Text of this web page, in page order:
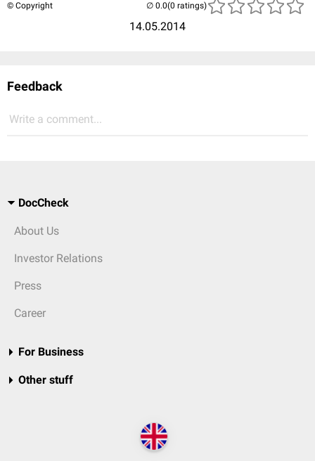
© Copyright
14.05.2014
(0 ratings)
Feedback
Write a comment...
DocCheck
About Us
Investor Relations
Press
Career
For Business
Other stuff